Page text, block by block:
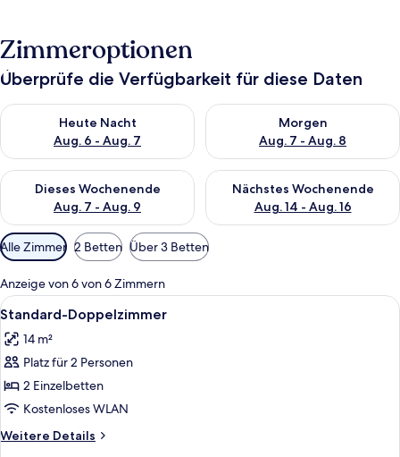
Zimmeroptionen
Überprüfe die Verfügbarkeit für diese Daten
Heute Nacht
Aug. 6 - Aug. 7
Überprüfe die Verfügbarkeit für heute Nacht, Aug. 6 - Aug. 7.
Morgen
Aug. 7 - Aug. 8
Überprüfe die Verfügbarkeit
Dieses Wochenende
Aug. 7 - Aug. 9
Überprüfe die Verfügbarkeit für dieses Wochenende, Aug. 7
Nächstes Wochenende
Aug. 14 - Aug. 16
Überprüfe die Verfügbarkeit
Verfügbare
Filter
für
Zimmer
Alle Zimmer 2 Betten Über 3 Betten
Anzeige von 6 von 6 Zimmern
Alle
Fotos
für
Standard-
Doppelzimmer
anzeigen
Ein Hotelzimmer mit Doppelbett,
7
Standard-Doppelzimmer
14 m²
Platz für 2 Personen
2 Einzelbetten
Kostenloses WLAN
Weitere Details
Weitere